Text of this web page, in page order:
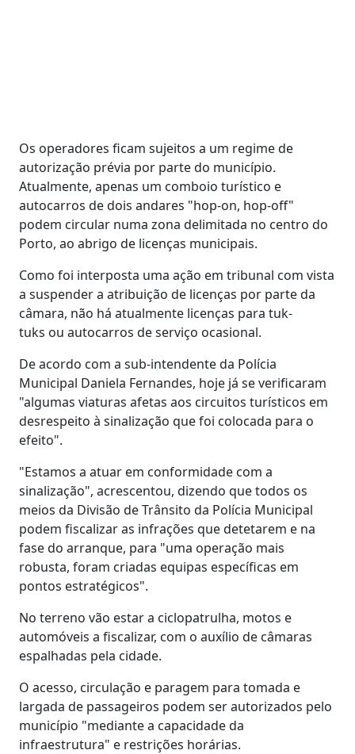
Os operadores ficam sujeitos a um regime de
autorização prévia por parte do município.
Atualmente, apenas um comboio turístico e
autocarros de dois andares "hop-on, hop-off"
podem circular numa zona delimitada no centro do
Porto, ao abrigo de licenças municipais.
Como foi interposta uma ação em tribunal com vista
a suspender a atribuição de licenças por parte da
câmara, não há atualmente licenças para tuk-
tuks ou autocarros de serviço ocasional.
De acordo com a sub-intendente da Polícia
Municipal Daniela Fernandes, hoje já se verificaram
"algumas viaturas afetas aos circuitos turísticos em
desrespeito à sinalização que foi colocada para o
efeito".
"Estamos a atuar em conformidade com a
sinalização", acrescentou, dizendo que todos os
meios da Divisão de Trânsito da Polícia Municipal
podem fiscalizar as infrações que detetarem e na
fase do arranque, para "uma operação mais
robusta, foram criadas equipas específicas em
pontos estratégicos".
No terreno vão estar a ciclopatrulha, motos e
automóveis a fiscalizar, com o auxílio de câmaras
espalhadas pela cidade.
O acesso, circulação e paragem para tomada e
largada de passageiros podem ser autorizados pelo
município "mediante a capacidade da
infraestrutura" e restrições horárias.